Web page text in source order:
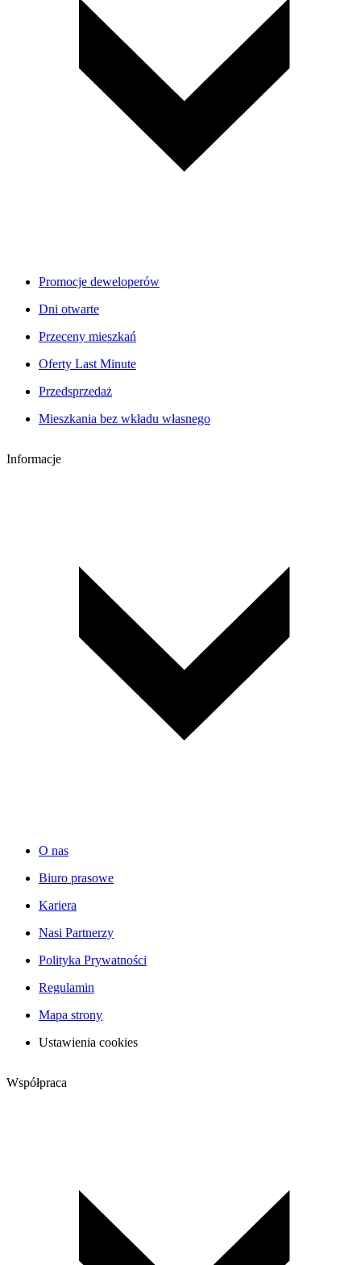
Promocje deweloperów
Dni otwarte
Przeceny mieszkań
Oferty Last Minute
Przedsprzedaż
Mieszkania bez wkładu własnego
Informacje
O nas
Biuro prasowe
Kariera
Nasi Partnerzy
Polityka Prywatności
Regulamin
Mapa strony
Ustawienia cookies
Współpraca